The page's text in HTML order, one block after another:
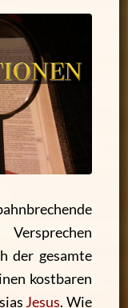
Versprechen
der gesamte
kostbaren
Jesus. Wie